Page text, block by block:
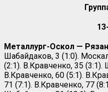
Металлург-Оскол —
Шабайдаков, 3 (1:0).
(2:1). В.Кравченко, 35 (3:1).
В.Кравченко, 60 (5:1).
71 (7:1). В.Кравченко, 77